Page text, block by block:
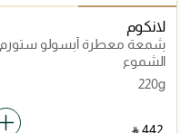
لانكوم
شمعة معطرة أبسولو ستورم
آند روزز
الشموع
220g